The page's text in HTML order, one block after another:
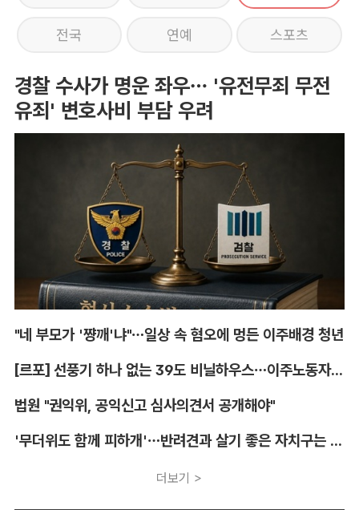
전국 연예 스포츠
경찰 수사가 명운 좌우… '유전무죄 무전
유죄' 변호사비 부담 우려
"네 부모가 '쨩깨'냐"…일상 속 혐오에 멍든 이주배경 청년
[르포] 선풍기 하나 없는 39도 비닐하우스…이주노동자의 '악몽같은 폭염'
법원 "권익위, 공익신고 심사의견서 공개해야"
'무더위도 함께 피하개'…반려견과 살기 좋은 자치구는 어디
더보기 >